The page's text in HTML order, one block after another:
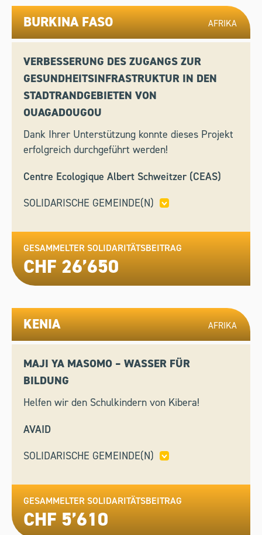
BURKINA FASO AFRIKA
VERBESSERUNG DES ZUGANGS ZUR
GESUNDHEITSINFRASTRUKTUR IN DEN
STADTRANDGEBIETEN VON
OUAGADOUGOU
Dank Ihrer Unterstützung konnte dieses Projekt
erfolgreich durchgeführt werden!
Centre Ecologique Albert Schweitzer (CEAS)
SOLIDARISCHE GEMEINDE(N)
SERNEUS,OBERGLATT,RAPPERSWIL-JONA
GESAMMELTER SOLIDARITÄTSBEITRAG
CHF 26’650
KENIA AFRIKA
MAJI YA MASOMO – WASSER FÜR
BILDUNG
Helfen wir den Schulkindern von Kibera!
AVAID
SOLIDARISCHE GEMEINDE(N)
GESAMMELTER SOLIDARITÄTSBEITRAG
CHF 5’610